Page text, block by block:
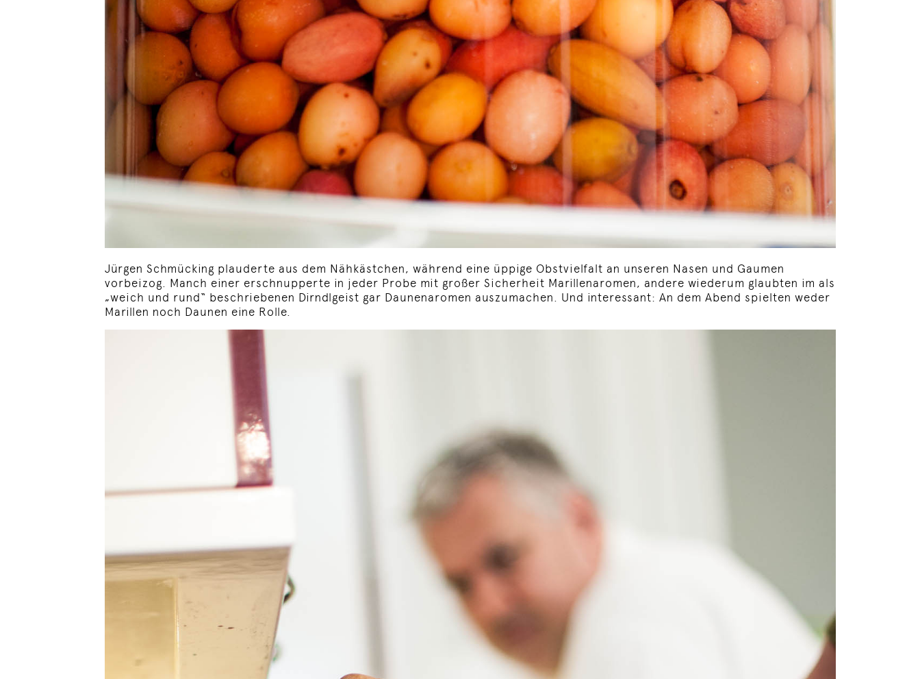
Jürgen Schmücking plauderte aus dem Nähkästchen, während eine üppige Obstvielfalt an unseren Nasen und Gaumen
vorbeizog. Manch einer erschnupperte in jeder Probe mit großer Sicherheit Marillenaromen, andere wiederum glaubten im als
„weich und rund“ beschriebenen Dirndlgeist gar Daunenaromen auszumachen. Und interessant: An dem Abend spielten weder
Marillen noch Daunen eine Rolle.